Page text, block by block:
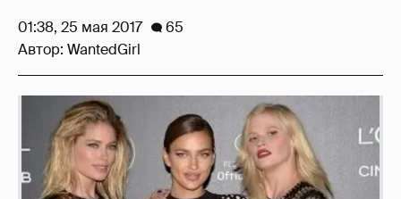
01:38, 25 мая 2017
65
Автор: WantedGirl